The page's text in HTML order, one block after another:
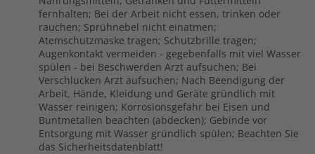
fernhalten; Bei der Arbeit nicht essen, trinken oder
rauchen; Sprühnebel nicht einatmen;
Atemschutzmaske tragen; Schutzbrille tragen;
Augenkontakt vermeiden - gegebenfalls mit viel Wasser
spülen - bei Beschwerden Arzt aufsuchen; Bei
Verschlucken Arzt aufsuchen; Nach Beendigung der
Arbeit, Hände, Kleidung und Geräte gründlich mit
Wasser reinigen; Korrosionsgefahr bei Eisen und
Buntmetallen beachten (abdecken); Gebinde vor
Entsorgung mit Wasser gründlich spülen; Beachten Sie
das Sicherheitsdatenblatt!